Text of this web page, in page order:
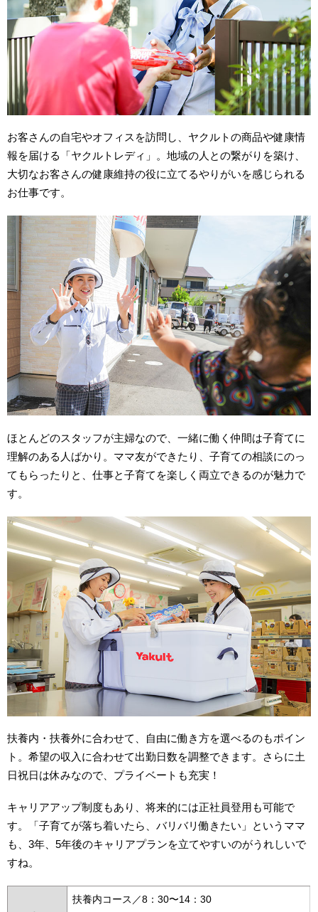
お客さんの自宅やオフィスを訪問し、ヤクルトの商品や健康情
報を届ける「ヤクルトレディ」。地域の人との繋がりを築け、
大切なお客さんの健康維持の役に立てるやりがいを感じられる
お仕事です。
ほとんどのスタッフが主婦なので、一緒に働く仲間は子育てに
理解のある人ばかり。ママ友ができたり、子育ての相談にのっ
てもらったりと、仕事と子育てを楽しく両立できるのが魅力で
す。
扶養内・扶養外に合わせて、自由に働き方を選べるのもポイン
ト。希望の収入に合わせて出勤日数を調整できます。さらに土
日祝日は休みなので、プライベートも充実！
キャリアアップ制度もあり、将来的には正社員登用も可能で
す。「子育てが落ち着いたら、バリバリ働きたい」というママ
も、3年、5年後のキャリアプランを立てやすいのがうれしいで
すね。
扶養内コース／8：30〜14：30